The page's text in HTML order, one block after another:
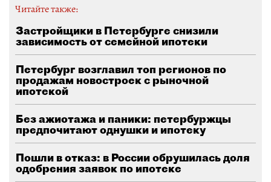
Читайте также:
Застройщики в Петербурге снизили
зависимость от семейной ипотеки
Петербург возглавил топ регионов по
продажам новостроек с рыночной
ипотекой
Без ажиотажа и паники: петербуржцы
предпочитают однушки и ипотеку
Пошли в отказ: в России обрушилась доля
одобрения заявок по ипотеке